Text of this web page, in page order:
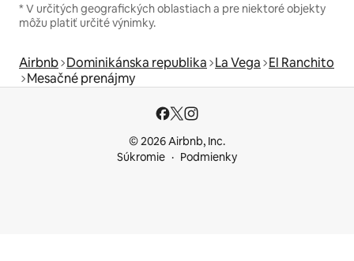
* V určitých geografických oblastiach a pre niektoré objekty
môžu platiť určité výnimky.
Airbnb Dominikánska republika La Vega El Ranchito
Mesačné prenájmy
© 2026 Airbnb, Inc.
Súkromie
Podmienky